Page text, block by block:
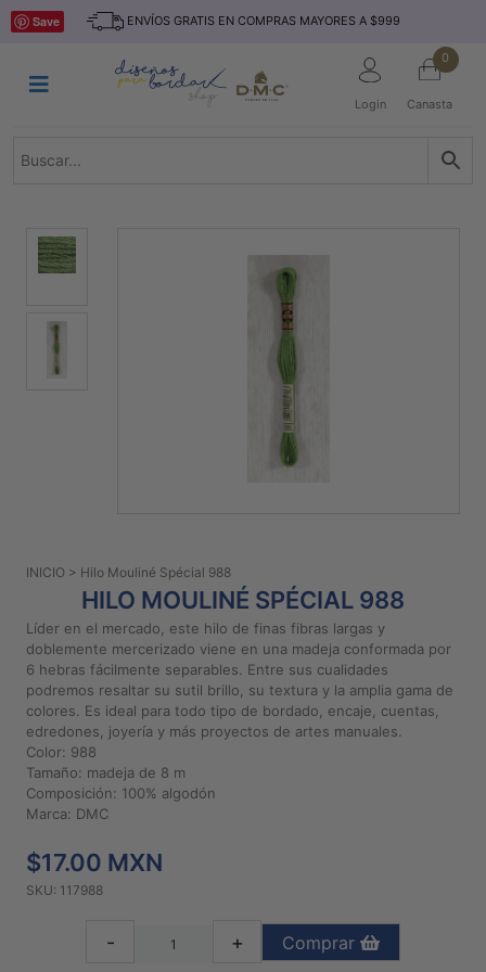
Saltar
ENVÍOS GRATIS EN COMPRAS MAYORES A $999
Login
0
Canasta
INICIO
TEJIDO
TELAS
MARCAS
NOVEDADES
Preguntas
Aviso De
Privacidad
Políticas
Compra
Diseños
Save
INICIO > Hilo Mouliné Spécial 988
HILO MOULINÉ SPÉCIAL 988
Líder en el mercado, este hilo de finas fibras largas y
doblemente mercerizado viene en una madeja conformada por
6 hebras fácilmente separables. Entre sus cualidades
podremos resaltar su sutil brillo, su textura y la amplia gama de
colores. Es ideal para todo tipo de bordado, encaje, cuentas,
edredones, joyería y más proyectos de artes manuales.
Color: 988
Tamaño: madeja de 8 m
Composición: 100% algodón
Marca: DMC
$17.00 MXN
SKU: 117988
- + Comprar